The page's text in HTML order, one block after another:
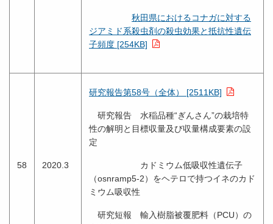
秋田県におけるコナガに対する
ジアミド系殺虫剤の殺虫効果と抵抗性遺伝
子頻度 [254KB]
58 2020.3
研究報告第58号（全体） [2511KB]
研究報告 水稲品種“ぎんさん”の栽培特
性の解明と目標収量及び収量構成要素の設
定
カドミウム低吸収性遺伝子
（osnramp5-2）をヘテロで持つイネのカド
ミウム吸収性
研究短報 輸入樹脂被覆肥料（PCU）の